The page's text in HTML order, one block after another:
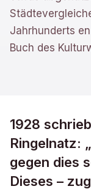
Jahrhunderts
Buch des
1928
Ringelnatz:
gegen dies
Dieses –